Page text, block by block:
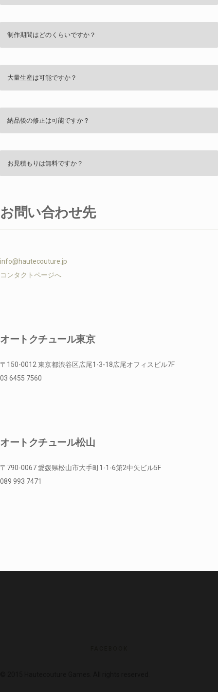
制作期間はどのくらいですか？
大量生産は可能ですか？
納品後の修正は可能ですか？
お見積もりは無料ですか？
お問い合わせ先
info@hautecouture.jp
コンタクトページへ
オートクチュール東京
〒150-0012 東京都渋谷区広尾1-3-18広尾オフィスビル7F
03 6455 7560
オートクチュール松山
〒790-0067 愛媛県松山市大手町1-1-6第2中矢ビル5F
089 993 7471